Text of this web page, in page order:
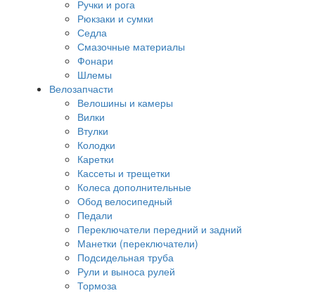
Ручки и рога
Рюкзаки и сумки
Седла
Смазочные материалы
Фонари
Шлемы
Велозапчасти
Велошины и камеры
Вилки
Втулки
Колодки
Каретки
Кассеты и трещетки
Колеса дополнительные
Обод велосипедный
Педали
Переключатели передний и задний
Манетки (переключатели)
Подсидельная труба
Рули и выноса рулей
Тормоза